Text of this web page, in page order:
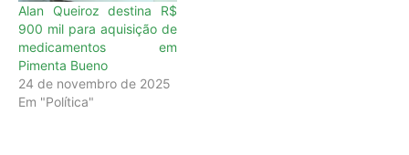
Alan Queiroz destina R$
900 mil para aquisição de
medicamentos em
Pimenta Bueno
24 de novembro de 2025
Em "Política"